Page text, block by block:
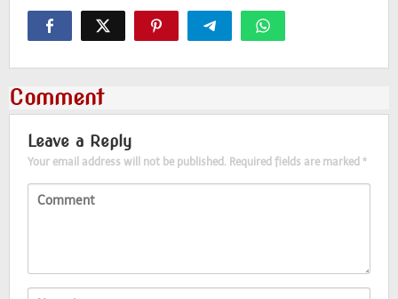
Comment
Leave a Reply
Your email address will not be published. Required fields are marked *